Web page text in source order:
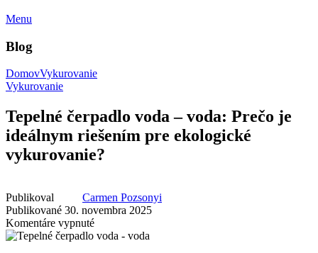
Menu
Blog
DomovVykurovanie
Vykurovanie
Tepelné čerpadlo voda – voda: Prečo je
ideálnym riešením pre ekologické
vykurovanie?
Publikoval
Carmen Pozsonyi
Publikované 30. novembra 2025
Komentáre vypnuténa
Tepelné